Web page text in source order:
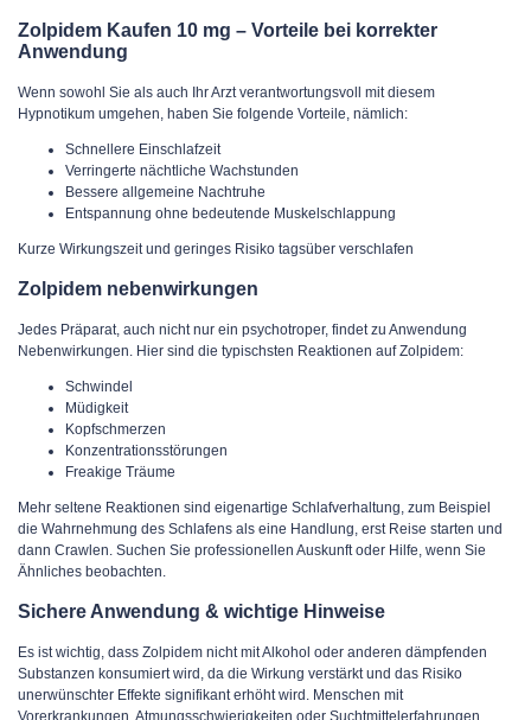
Zolpidem Kaufen 10 mg – Vorteile bei korrekter
Anwendung
Wenn sowohl Sie als auch Ihr Arzt verantwortungsvoll mit diesem
Hypnotikum umgehen, haben Sie folgende Vorteile, nämlich:
Schnellere Einschlafzeit
Verringerte nächtliche Wachstunden
Bessere allgemeine Nachtruhe
Entspannung ohne bedeutende Muskelschlappung
Kurze Wirkungszeit und geringes Risiko tagsüber verschlafen
Zolpidem nebenwirkungen​
Jedes Präparat, auch nicht nur ein psychotroper, findet zu Anwendung
Nebenwirkungen. Hier sind die typischsten Reaktionen auf Zolpidem:
Schwindel
Müdigkeit
Kopfschmerzen
Konzentrationsstörungen
Freakige Träume
Mehr seltene Reaktionen sind eigenartige Schlafverhaltung, zum Beispiel
die Wahrnehmung des Schlafens als eine Handlung, erst Reise starten und
dann Crawlen. Suchen Sie professionellen Auskunft oder Hilfe, wenn Sie
Ähnliches beobachten.
Sichere Anwendung & wichtige Hinweise
Es ist wichtig, dass Zolpidem nicht mit Alkohol oder anderen dämpfenden
Substanzen konsumiert wird, da die Wirkung verstärkt und das Risiko
unerwünschter Effekte signifikant erhöht wird. Menschen mit
Vorerkrankungen, Atmungsschwierigkeiten oder Suchtmittelerfahrungen